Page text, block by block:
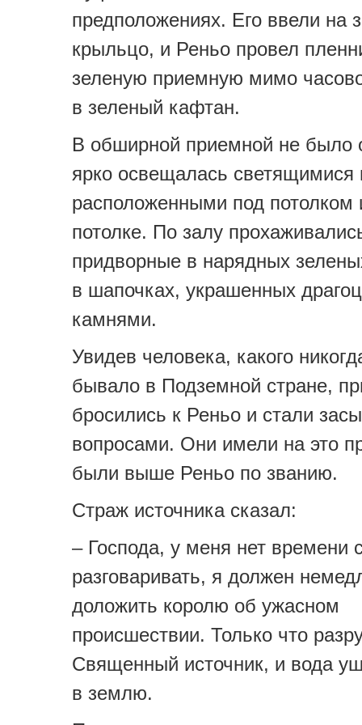
предположениях. Его ввели на
крыльцо, и Реньо провел
зеленую приемную мимо
в зеленый кафтан.
В обширной приемной не было
ярко освещалась
расположенными под
потолке. По залу
придворные в нарядных
в шапочках, украшенных
камнями.
Увидев человека, какого
бывало в Подземной стране,
бросились к Реньо и стали
вопросами. Они имели на это
были выше Реньо по званию.
Страж источника сказал:
– Господа, у меня нет времени
разговаривать, я должен
доложить королю об ужасном
происшествии. Только что
Священный источник, и вода
в землю.